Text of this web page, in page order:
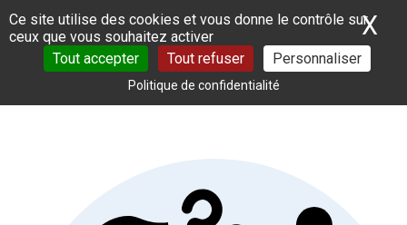
Panneau de gestion des cookies
Ce site utilise des cookies et vous donne le contrôle sur
ceux que vous souhaitez activer
Tout accepter
Tout refuser Personnaliser
Politique de confidentialité
X